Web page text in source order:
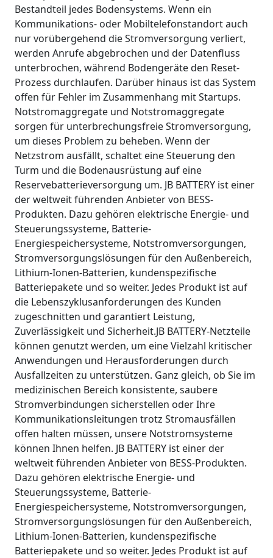
Bestandteil jedes Bodensystems. Wenn ein
Kommunikations- oder Mobiltelefonstandort auch
nur vorübergehend die Stromversorgung verliert,
werden Anrufe abgebrochen und der Datenfluss
unterbrochen, während Bodengeräte den Reset-
Prozess durchlaufen. Darüber hinaus ist das System
offen für Fehler im Zusammenhang mit Startups.
Notstromaggregate und Notstromaggregate
sorgen für unterbrechungsfreie Stromversorgung,
um dieses Problem zu beheben. Wenn der
Netzstrom ausfällt, schaltet eine Steuerung den
Turm und die Bodenausrüstung auf eine
Reservebatterieversorgung um. JB BATTERY ist einer
der weltweit führenden Anbieter von BESS-
Produkten. Dazu gehören elektrische Energie- und
Steuerungssysteme, Batterie-
Energiespeichersysteme, Notstromversorgungen,
Stromversorgungslösungen für den Außenbereich,
Lithium-Ionen-Batterien, kundenspezifische
Batteriepakete und so weiter. Jedes Produkt ist auf
die Lebenszyklusanforderungen des Kunden
zugeschnitten und garantiert Leistung,
Zuverlässigkeit und Sicherheit.JB BATTERY-Netzteile
können genutzt werden, um eine Vielzahl kritischer
Anwendungen und Herausforderungen durch
Ausfallzeiten zu unterstützen. Ganz gleich, ob Sie im
medizinischen Bereich konsistente, saubere
Stromverbindungen sicherstellen oder Ihre
Kommunikationsleitungen trotz Stromausfällen
offen halten müssen, unsere Notstromsysteme
können Ihnen helfen. JB BATTERY ist einer der
weltweit führenden Anbieter von BESS-Produkten.
Dazu gehören elektrische Energie- und
Steuerungssysteme, Batterie-
Energiespeichersysteme, Notstromversorgungen,
Stromversorgungslösungen für den Außenbereich,
Lithium-Ionen-Batterien, kundenspezifische
Batteriepakete und so weiter. Jedes Produkt ist auf